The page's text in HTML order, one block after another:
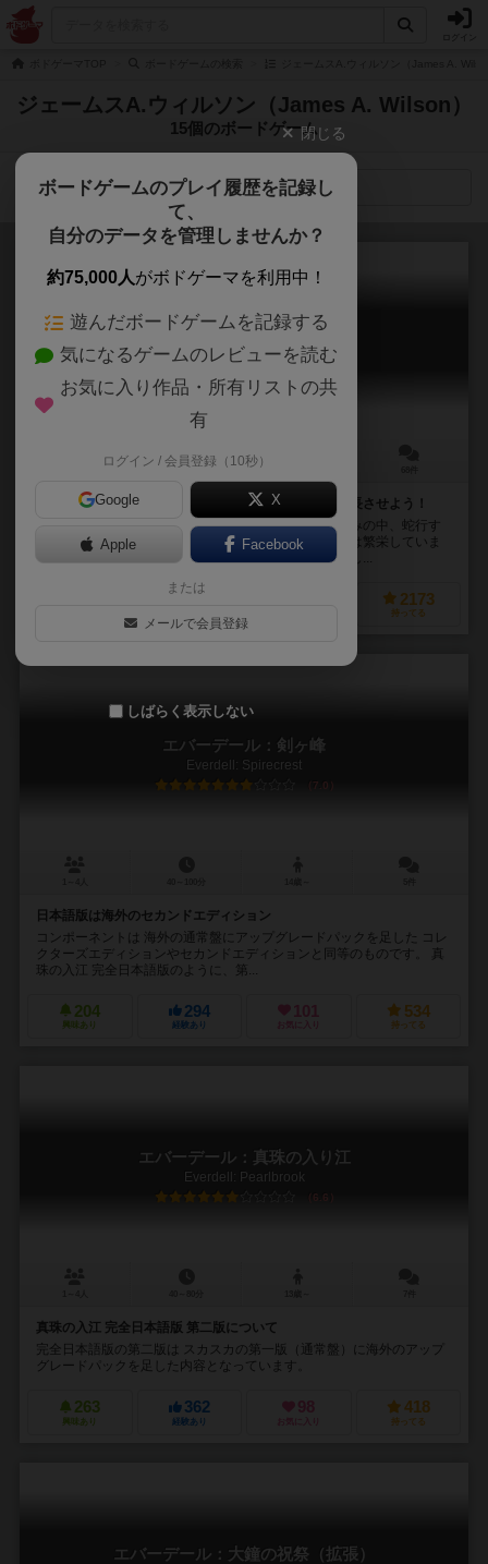
ジェームスA.ウィルソン（James A. Wilson）
15個のボードゲーム
検索メニュー
エバーデール
Everdell
40～80分
この魅力溢れる世界で、森の生き物たちの居住地を成長させよう！
エバーデルの魅力的な渓谷内。そびえ立つ木々の茂みの中、蛇行す
る小川や苔状のくぼみの中で、森の生き物たちの文明は繁栄していま
した。平和な年月が流れましたが、新しい領土が定住し...
2738 2173
持ってる
エバーデール：剣ヶ峰
Everdell: Spirecrest
7.0
日本語版は海外のセカンドエディション
コンポーネントは 海外の通常盤にアップグレードパックを足した コレ
クターズエディションやセカンドエディションと同等のものです。 真
珠の入江 完全日本語版のように、第...
204
興味あり
294
経験あり
101
お気に入り
534
持ってる
エバーデール：真珠の入り江
Everdell: Pearlbrook
6.6
真珠の入江 完全日本語版 第二版について
完全日本語版の第二版は スカスカの第一版（通常盤）に海外のアップ
グレードパックを足した内容となっています。
263
興味あり
362
経験あり
98
お気に入り
418
持ってる
エバーデール：大鐘の祝祭（拡張）
閉じる
ボードゲームのプレイ履歴を記録し
て、
自分のデータを管理しませんか？
約75,000人がボドゲーマを利用中！
遊んだボードゲームを記録する
気になるゲームのレビューを読む
お気に入り作品・所有リストの共
有
ログイン / 会員登録（10秒）
Google X
Apple Facebook
または
メールで会員登録
しばらく表示しない